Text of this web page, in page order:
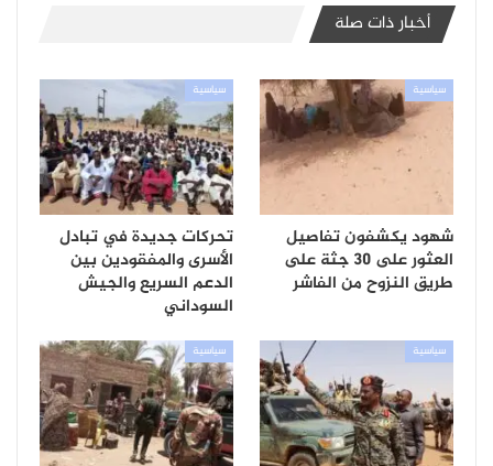
أخبار ذات صلة
سياسية
شهود يكشفون تفاصيل
العثور على 30 جثة على
طريق النزوح من الفاشر
سياسية
تحركات جديدة في تبادل
الأسرى والمفقودين بين
الدعم السريع والجيش
السوداني
سياسية سياسية